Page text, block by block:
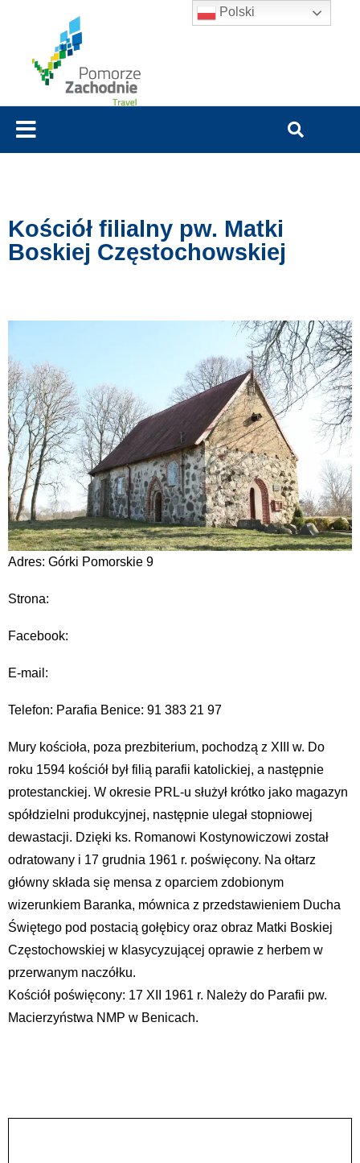
Kościół filialny pw. Matki
Boskiej Częstochowskiej
Adres: Górki Pomorskie 9
Strona:
Facebook:
E-mail:
Telefon: Parafia Benice: 91 383 21 97
Mury kościoła, poza prezbiterium, pochodzą z XIII w. Do
roku 1594 kościół był filią parafii katolickiej, a następnie
protestanckiej. W okresie PRL-u służył krótko jako magazyn
spółdzielni produkcyjnej, następnie ulegał stopniowej
dewastacji. Dzięki ks. Romanowi Kostynowiczowi został
odratowany i 17 grudnia 1961 r. poświęcony. Na ołtarz
główny składa się mensa z oparciem zdobionym
wizerunkiem Baranka, mównica z przedstawieniem Ducha
Świętego pod postacią gołębicy oraz obraz Matki Boskiej
Częstochowskiej w klasycyzującej oprawie z herbem w
przerwanym naczółku.
Kościół poświęcony: 17 XII 1961 r. Należy do Parafii pw.
Macierzyństwa NMP w Benicach.
Polski